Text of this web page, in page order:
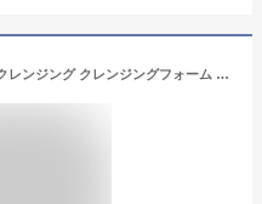
★楽天1位★炭酸濃密泡 炭酸泡 クレンジング クレンジングフォーム 毛穴汚れ 角質 くすみ ごわつき 炭酸泡 洗顔 セラミド ヒアルロン酸 コラーゲン 低刺激 メイク落とし 化粧落とし マツエクOK W洗顔不要 炭酸クレンジング